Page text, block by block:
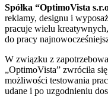
Spółka “OptimoVista
reklamy, designu i
pracuje wielu
do pracy
W związku z
„OptimoVista” zwróciła
możliwości testowania
udane i po uzgodnieniu